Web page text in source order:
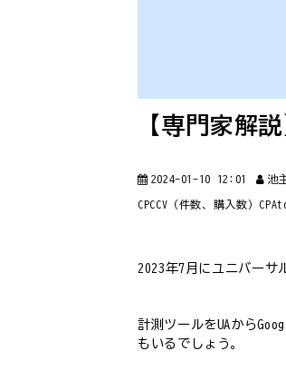
【専門家解
2024-01-10 12:01 池
CPCCV（件数、購入数） CPA
2023年7月にユニバーサ
計測ツールをUAから
もいるでしょう。